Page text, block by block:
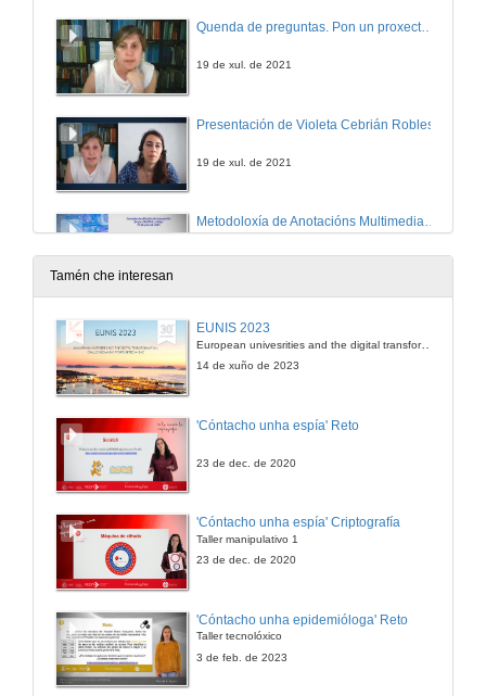
Quenda de preguntas. Pon un proxecto de investigación STEAMbach na túa docencia
19 de xul. de 2021
Presentación de Violeta Cebrián Robles
19 de xul. de 2021
Metodoloxía de Anotacións Multimedia -MAM- para a docencia innovadora e a investigación sobre o ensino
19 de xul. de 2021
Gamificando nas aulas universitarias
Conferencia
Tamén che interesan
EUNIS 2023
European univesrities and the digital transformation: challenges and opportunities ahead
14 de xuño de 2023
'Cóntacho unha espía' Reto
23 de dec. de 2020
'Cóntacho unha espía' Criptografía
Taller manipulativo 1
23 de dec. de 2020
'Cóntacho unha epidemióloga' Reto
Taller tecnolóxico
3 de feb. de 2023